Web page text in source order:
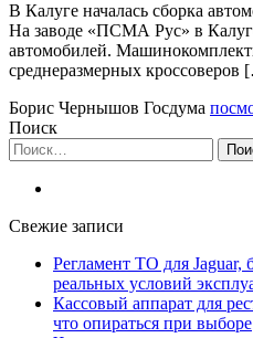
В Калуге началась сборка
На заводе «ПСМА Рус» в
автомобилей.
среднеразмерных
Борис Чернышов Госдума
Поиск
Найти:
Свежие записи
Регламент ТО для Jaguar,
реальных условий
Кассовый аппарат для
что опираться при выборе